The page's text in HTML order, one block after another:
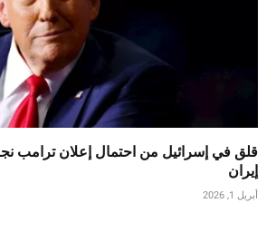
قلق في إسرائيل من احتمال إعلان ترامب
إيران
أبريل 1, 2026